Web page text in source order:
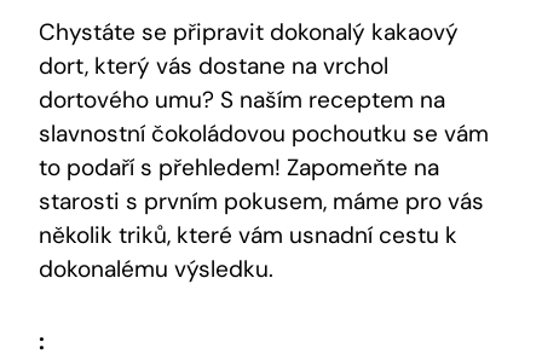
Chystáte⁢ se připravit⁣ dokonalý ​kakaový
⁤dort, který vás dostane na vrchol
dortového umu? S naším‍ receptem na
slavnostní čokoládovou pochoutku se vám
to podaří s⁣ přehledem! Zapomeňte​ na⁤
starosti s ‌prvním⁢ pokusem, máme pro ​vás
několik triků, které⁤ vám usnadní cestu k
dokonalému ​výsledku.
: